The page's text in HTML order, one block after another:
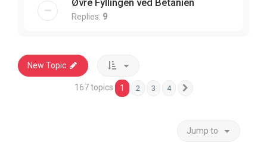
Øvre Fyllingen ved Betanien
Replies: 9
New Topic
167 topics 1 2 3 4
Jump to